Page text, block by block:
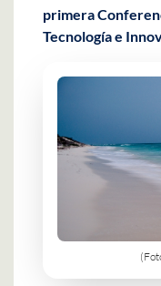
primera
Tecnología e